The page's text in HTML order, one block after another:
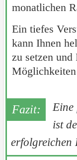
monatlichen
Ein tiefes
kann Ihnen
zu setzen
ist
erfolgreichen